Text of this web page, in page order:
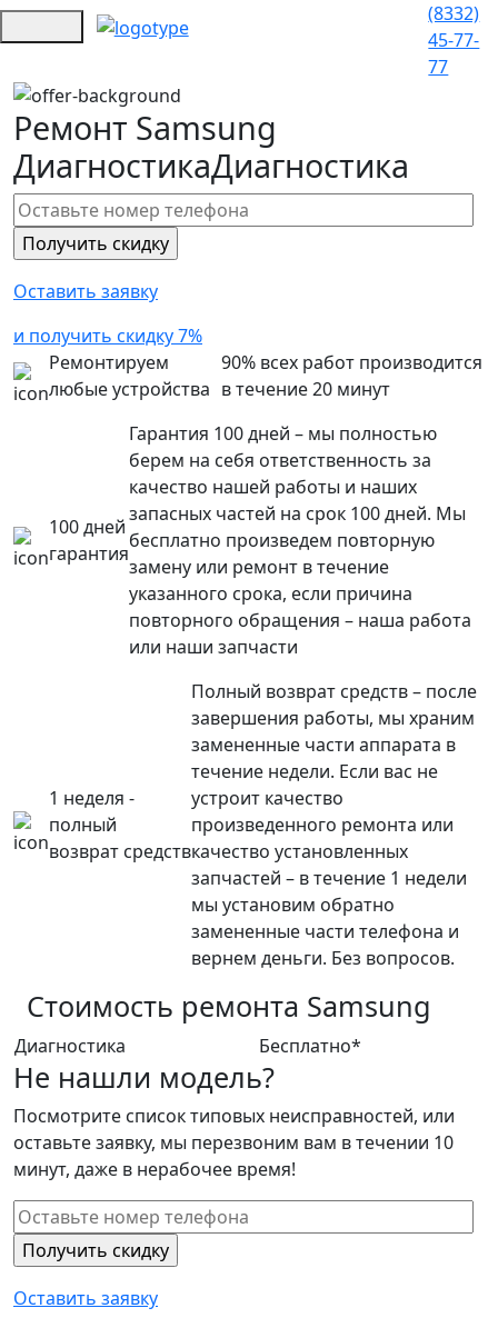
(8332)
45-77-
77
Ремонт Samsung
ДиагностикаДиагностика
Оставить заявку
и получить скидку 7%
Ремонтируем
любые устройства
90% всех работ производится
в течение 20 минут
100 дней
гарантия
Гарантия 100 дней – мы полностью
берем на себя ответственность за
качество нашей работы и наших
запасных частей на срок 100 дней. Мы
бесплатно произведем повторную
замену или ремонт в течение
указанного срока, если причина
повторного обращения – наша работа
или наши запчасти
1 неделя -
полный
возврат средств
Полный возврат средств – после
завершения работы, мы храним
замененные части аппарата в
течение недели. Если вас не
устроит качество
произведенного ремонта или
качество установленных
запчастей – в течение 1 недели
мы установим обратно
замененные части телефона и
вернем деньги. Без вопросов.
Стоимость ремонта Samsung
Диагностика Бесплатно*
Не нашли модель?
Посмотрите список типовых неисправностей, или
оставьте заявку, мы перезвоним вам в течении 10
минут, даже в нерабочее время!
Оставить заявку